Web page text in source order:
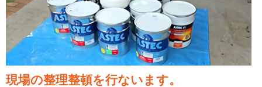
現場の整理整頓を行ないます。